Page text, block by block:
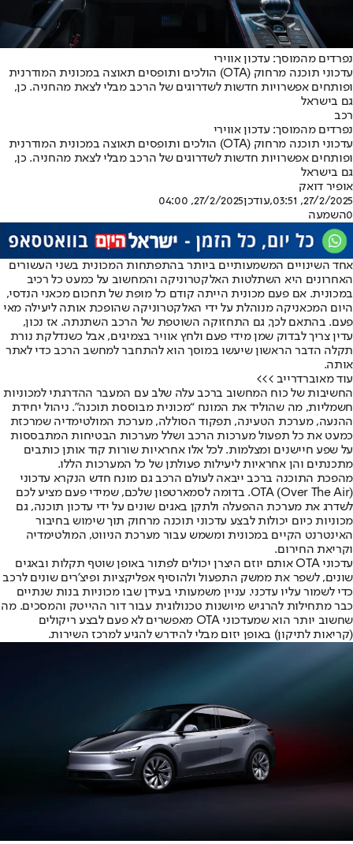
נפרדים מהמוסך: עדכון אווירי
עדכוני תוכנה מרחוק (OTA) הולכים ותופסים תאוצה במכונית המודרנית
ופותחים אפשרויות חדשות לשדרוגים של הרכב מבלי לצאת מהחניה. כן,
גם בישראל
רכב
נפרדים מהמוסך: עדכון אווירי
עדכוני תוכנה מרחוק (OTA) הולכים ותופסים תאוצה במכונית המודרנית
ופותחים אפשרויות חדשות לשדרוגים של הרכב מבלי לצאת מהחניה. כן,
גם בישראל
אופיר דואק
27/2/2025, 03:51
,עודכן27/2/2025, 04:00
0השמעה
אחד השינויים המשמעותיים ביותר בהתפתחות המכונית בשני העשורים
האחרונים היא השתלטות האלקטרוניקה והמחשוב על כמעט כל רכיב
במכונית. אם פעם מכונית הייתה קודם כל מופת של תחכום מכאני הנדסי,
היום המכאניקה מנוהלת על ידי האלקטרוניקה שהופכת אותה ליעילה מאי
פעם. בהתאם לכך, גם התחזוקה השוטפת של הרכב השתנתה. אז נכון,
עדין צריך לבדוק שמן מידי פעם ולחץ אוויר בצמיגים, אבל כשנדלקת נורת
תקלה הדבר הראשון שיעשו במוסך הוא להתחבר למחשב הרכב כדי לאתר
אותה.
עוד מאוברדרייב >>>
החשיבות של כוח המחשוב ברכב עלה שלב עם המעבר ההדרגתי למכוניות
חשמליות, מה שהוליד את המונח “מכונית מבוססת תוכנה”. ניהול יחידת
ההנעה, מערכת הטעינה, תפקוד הסוללה, מערכת המולטימדיה שמרכזת
כמעט את כל תפעול מערכות הרכב ושלל מערכות הבטיחות המתבססות
על שפע חיישנים ומצלמות. לכל אלו אחראיות שורות קוד אותן כותבים
מתכנתים והן אחראיות ליעילות פעולתן של כל המערכות הללו.
מהפכת התוכנה ברכב ייבאה לעולם הרכב גם מונח חדש הנקרא עדכוני
OTA (Over The Air). בדומה לסמארטפון שלכם, שמידי פעם מציע לכם
לשדרג את מערכת ההפעלה ולתקן באגים שונים על ידי עדכון תוכנה, גם
מכוניות כיום יכולות לבצע עדכוני תוכנה מרחוק תוך שימוש בחיבור
האינטרנט הקיים במכונית ומשמש עבור מערכת הניווט, המולטימדיה
וקריאת החירום.
עדכוני OTA אותם יוזם היצרן יכולים לפתור באופן שוטף תקלות ובאגים
שונים, לשפר את ממשק התפעול ולהוסיף אפליקציות ופיצ’רים שונים לרכב
כדי לשמור עליו עדכני. עניין משמעותי בעידן שבו מכוניות בנות שנתיים
כבר מתחילות להרגיש מיושנות טכנולוגית עבור דור ההייטק והמסכים. מה
שחשוב יותר הוא שמעדכוני OTA מאפשרים לא פעם לבצע ריקולים
(קריאות לתיקון) באופן יזום מבלי להידרש להגיע למרכז השירות.